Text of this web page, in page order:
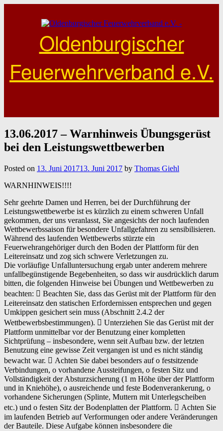
Oldenburgischer
Feuerwehrverband e.V.
13.06.2017 – Warnhinweis Übungsgerüst
bei den Leistungswettbewerben
Posted on 13. Juni 201713. Juni 2017 by Thomas Giehl
WARNHINWEIS!!!!
Sehr geehrte Damen und Herren, bei der Durchführung der
Leistungswettbewerbe ist es kürzlich zu einem schweren Unfall
gekommen, der uns veranlasst, Sie angesichts der noch laufenden
Wettbewerbssaison für besondere Unfallgefahren zu sensibilisieren.
Während des laufenden Wettbewerbs stürzte ein
Feuerwehrangehöriger durch den Boden der Plattform für den
Leitereinsatz und zog sich schwere Verletzungen zu.
Die vorläufige Unfalluntersuchung ergab unter anderem mehrere
unfallbegünstigende Begebenheiten, so dass wir ausdrücklich darum
bitten, die folgenden Hinweise bei Übungen und Wettbewerben zu
beachten:  Beachten Sie, dass das Gerüst mit der Plattform für den
Leitereinsatz den statischen Erfordernissen entsprechen und gegen
Umkippen gesichert sein muss (Abschnitt 2.4.2 der
Wettbewerbsbestimmungen).  Unterziehen Sie das Gerüst mit der
Plattform unmittelbar vor der Benutzung einer kompletten
Sichtprüfung – insbesondere, wenn seit Aufbau bzw. der letzten
Benutzung eine gewisse Zeit vergangen ist und es nicht ständig
bewacht war.  Achten Sie dabei besonders auf o festsitzende
Verbindungen, o vorhandene Aussteifungen, o festen Sitz und
Vollständigkeit der Absturzsicherung (1 m Höhe über der Plattform
und in Kniehöhe), o ausreichende und feste Bodenverankerung, o
vorhandene Sicherungen (Splinte, Muttern mit Unterlegscheiben
etc.) und o festen Sitz der Bodenplatten der Plattform.  Achten Sie
im laufenden Betrieb auf Verformungen oder andere Veränderungen
der Bauteile. Diese Aufgabe können insbesondere die